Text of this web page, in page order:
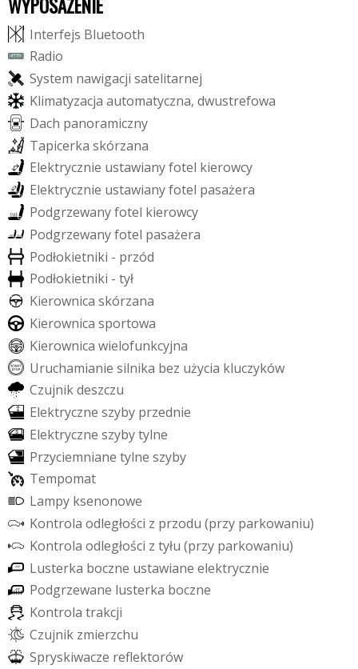
WYPOSAŻENIE
Interfejs Bluetooth
Radio
System nawigacji satelitarnej
Klimatyzacja automatyczna, dwustrefowa
Dach panoramiczny
Tapicerka skórzana
Elektrycznie ustawianyfotel kierowcy
Elektrycznie ustawianyfotel pasażera
Podgrzewanyfotel kierowcy
Podgrzewanyfotel pasażera
Podłokietniki - przód
Podłokietniki - tył
Kierownica skórzana
Kierownica sportowa
Kierownica wielofunkcyjna
Uruchamianie silnika bez użycia kluczyków
Czujnikdeszczu
Elektryczne szyby przednie
Elektryczne szybytylne
Przyciemniane tylne szyby
Tempomat
Lampy ksenonowe
Kontrola odległości z przodu (przy parkowaniu)
Kontrola odległości z tyłu (przy parkowaniu)
Lusterka boczne ustawiane elektrycznie
Podgrzewane lusterka boczne
Kontrola trakcji
Czujnik zmierzchu
Spryskiwacze refektorów